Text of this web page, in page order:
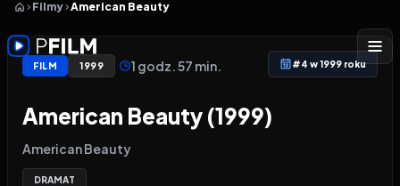
Filmy American Beauty
FILM 1999 1 godz. 57 min. #4 w 1999 roku
American Beauty (1999)
American Beauty
DRAMAT